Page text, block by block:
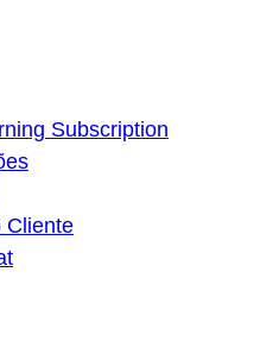
Subscription
Cliente